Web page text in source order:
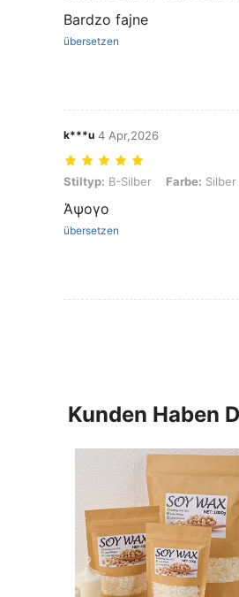
Bardzo fajne
übersetzen
k***u 4 Apr,2026
Stiltyp: B-Silber, Farbe: Silber -
Stiltyp: B-Silber Farbe:
Άψογο
übersetzen
Kunden Haben